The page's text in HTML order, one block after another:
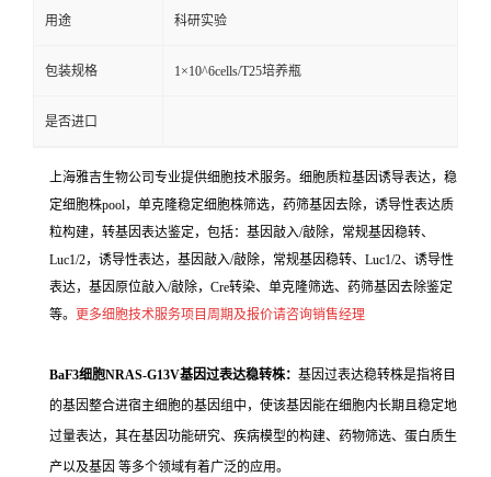
用途 科研实验
包装规格 1×10^6cells/T25培养瓶
是否进口
上海雅吉生物公司专业提供细胞技术服务。细胞质粒基因诱导表达，稳
定细胞株pool，单克隆稳定细胞株筛选，药筛基因去除，诱导性表达质
粒构建，转基因表达鉴定，包括：基因敲入/敲除，常规基因稳转、
Luc1/2，诱导性表达，基因敲入/敲除，常规基因稳转、Luc1/2、诱导性
表达，基因原位敲入/敲除，Cre转染、单克隆筛选、药筛基因去除鉴定
等。 更多细胞技术服务项目周期及报价请咨询销售经理
BaF3细胞NRAS-G13V基因过表达稳转株： 基因过表达稳转株是指将目
的基因整合进宿主细胞的基因组中，使该基因能在细胞内长期且稳定地
过量表达，其在基因功能研究、疾病模型的构建、药物筛选、蛋白质生
产以及基因 等多个领域有着广泛的应用。